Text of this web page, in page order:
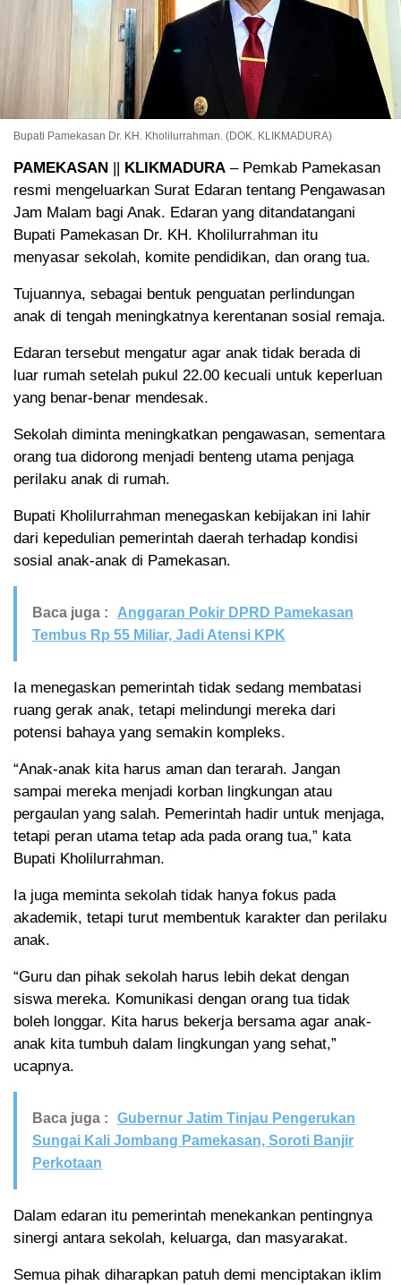
Bupati Pamekasan Dr. KH. Kholilurrahman. (DOK. KLIKMADURA)
PAMEKASAN || KLIKMADURA – Pemkab Pamekasan
resmi mengeluarkan Surat Edaran tentang Pengawasan
Jam Malam bagi Anak. Edaran yang ditandatangani
Bupati Pamekasan Dr. KH. Kholilurrahman itu
menyasar sekolah, komite pendidikan, dan orang tua.
Tujuannya, sebagai bentuk penguatan perlindungan
anak di tengah meningkatnya kerentanan sosial remaja.
Edaran tersebut mengatur agar anak tidak berada di
luar rumah setelah pukul 22.00 kecuali untuk keperluan
yang benar-benar mendesak.
Sekolah diminta meningkatkan pengawasan, sementara
orang tua didorong menjadi benteng utama penjaga
perilaku anak di rumah.
Bupati Kholilurrahman menegaskan kebijakan ini lahir
dari kepedulian pemerintah daerah terhadap kondisi
sosial anak-anak di Pamekasan.
Baca juga :
Anggaran Pokir DPRD Pamekasan
Tembus Rp 55 Miliar, Jadi Atensi KPK
Ia menegaskan pemerintah tidak sedang membatasi
ruang gerak anak, tetapi melindungi mereka dari
potensi bahaya yang semakin kompleks.
“Anak-anak kita harus aman dan terarah. Jangan
sampai mereka menjadi korban lingkungan atau
pergaulan yang salah. Pemerintah hadir untuk menjaga,
tetapi peran utama tetap ada pada orang tua,” kata
Bupati Kholilurrahman.
Ia juga meminta sekolah tidak hanya fokus pada
akademik, tetapi turut membentuk karakter dan perilaku
anak.
“Guru dan pihak sekolah harus lebih dekat dengan
siswa mereka. Komunikasi dengan orang tua tidak
boleh longgar. Kita harus bekerja bersama agar anak-
anak kita tumbuh dalam lingkungan yang sehat,”
ucapnya.
Baca juga :
Gubernur Jatim Tinjau Pengerukan
Sungai Kali Jombang Pamekasan, Soroti Banjir
Perkotaan
Dalam edaran itu pemerintah menekankan pentingnya
sinergi antara sekolah, keluarga, dan masyarakat.
Semua pihak diharapkan patuh demi menciptakan iklim